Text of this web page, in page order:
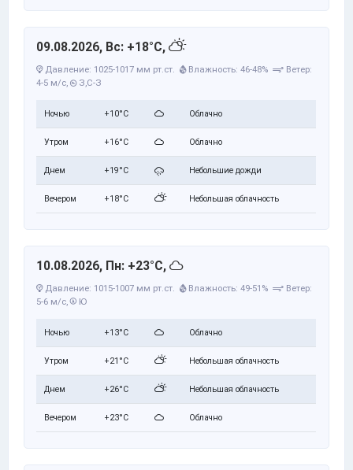
09.08.2026, Вс: +18°C,
Давление: 1025-1017 мм рт.ст. Влажность: 46-48%
Ветер:
4-5 м/с, З,С-З
Ночью +10°C Облачно
Утром +16°C Облачно
Днем +19°C Небольшие дожди
Вечером +18°C Небольшая облачность
10.08.2026, Пн: +23°C,
Давление: 1015-1007 мм рт.ст. Влажность: 49-51%
Ветер:
5-6 м/с,
Ю
Ночью +13°C Облачно
Утром +21°C Небольшая облачность
Днем +26°C Небольшая облачность
Вечером +23°C Облачно